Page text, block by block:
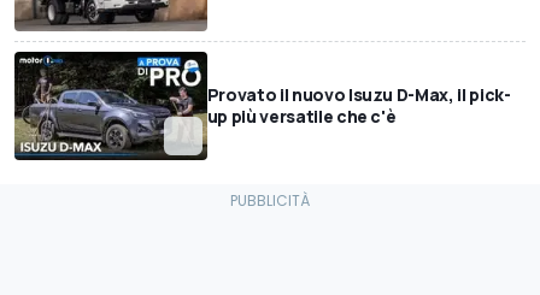
Provato il nuovo Isuzu D-Max, il pick-
up più versatile che c'è